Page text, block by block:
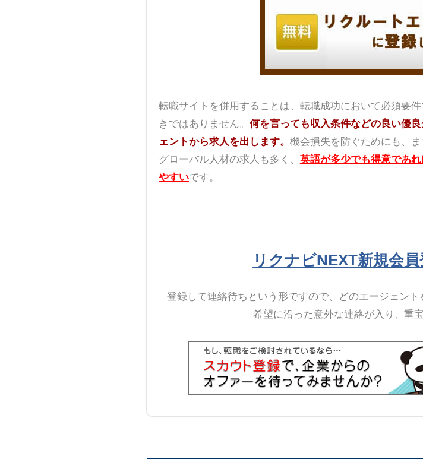
転職サイトを併用することは、転職成功において必須要
きではありません。 何を言っても収入条件などの良い優
ェントから求人を出します。 機会損失を防ぐためにも、
グローバル人材の求人も多く、 英語が多少でも得意であ
やすいです。
リクナビNEXT新規会
登録して連絡待ちという形ですので、どのエージェン
希望に沿った意外な連絡が入り、重